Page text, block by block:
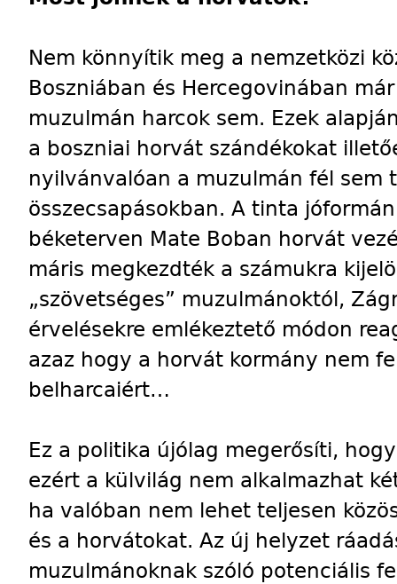
Nem könnyítik meg a nemzetközi
Boszniában és Hercegovinában
muzulmán harcok sem. Ezek
a boszniai horvát szándékokat
nyilvánvalóan a muzulmán fél sem
összecsapásokban. A tinta
béketerven Mate Boban horvát
máris megkezdték a számukra
„szövetséges” muzulmánoktól,
érvelésekre emlékeztető módon
azaz hogy a horvát kormány nem
belharcaiért…
Ez a politika újólag megerősíti,
ezért a külvilág nem alkalmazhat
ha valóban nem lehet teljesen
és a horvátokat. Az új helyzet
muzulmánoknak szóló potenciális